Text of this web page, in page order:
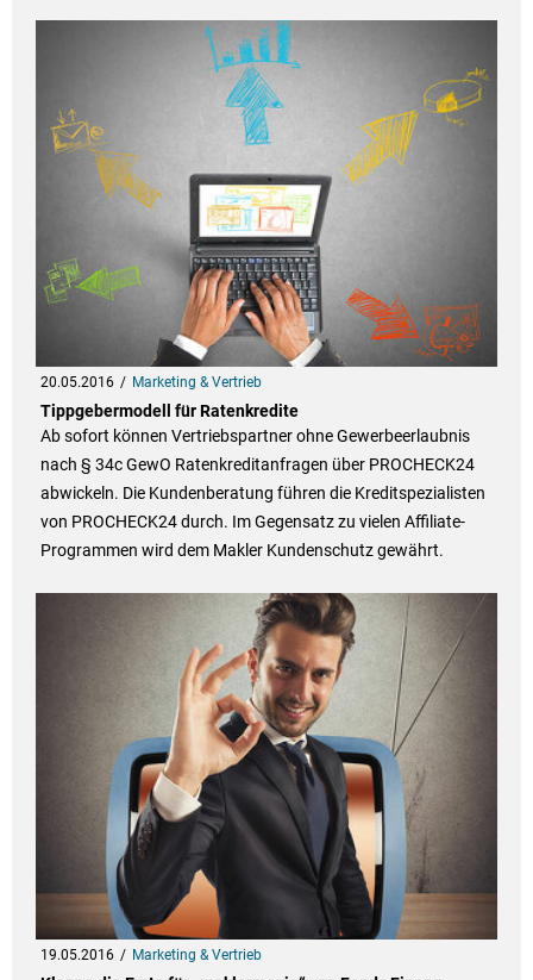
20.05.2016 Marketing & Vertrieb
Tippgebermodell für Ratenkredite
Ab sofort können Vertriebspartner ohne Gewerbeerlaubnis
nach § 34c GewO Ratenkreditanfragen über PROCHECK24
abwickeln. Die Kundenberatung führen die Kreditspezialisten
von PROCHECK24 durch. Im Gegensatz zu vielen Affiliate-
Programmen wird dem Makler Kundenschutz gewährt.
19.05.2016 Marketing & Vertrieb